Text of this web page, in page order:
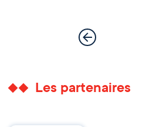
Les partenaires